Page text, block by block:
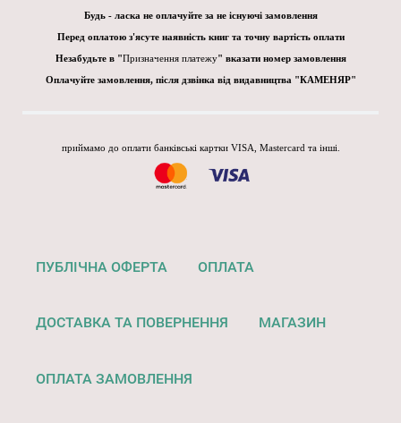
Будь - ласка не оплачуйте за не існуючі замовлення
Перед оплатою з'ясуте наявність книг та точну вартість оплати
Незабудьте в "Призначення платежу" вказати номер замовлення
Оплачуйте замовлення, після дзвінка від видавництва "КАМЕНЯР"
приймамо до оплати банківські картки VISA, Mastercard та інші.
ПУБЛІЧНА ОФЕРТА ОПЛАТА
ДОСТАВКА ТА ПОВЕРНЕННЯ МАГАЗИН
ОПЛАТА ЗАМОВЛЕННЯ